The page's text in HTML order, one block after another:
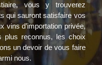
vous y trouverez
qui sauront satisfaire vos
vins d’importation privée,
plus reconnus, les choix
un devoir de vous faire
nous.